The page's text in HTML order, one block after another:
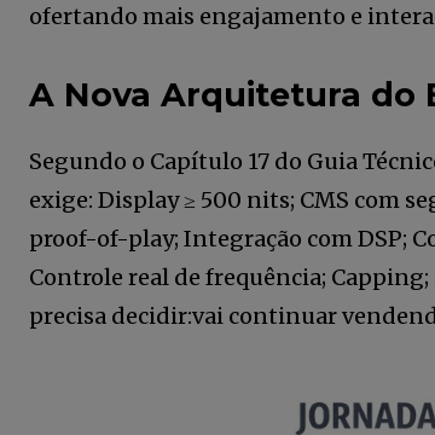
ofertando mais engajamento e
A Nova Arquitetura do
Segundo o Capítulo 17 do Guia
exige: Display ≥ 500 nits; CMS com
proof-of-play; Integração com DSP;
Controle real de frequência;
precisa decidir:vai continuar